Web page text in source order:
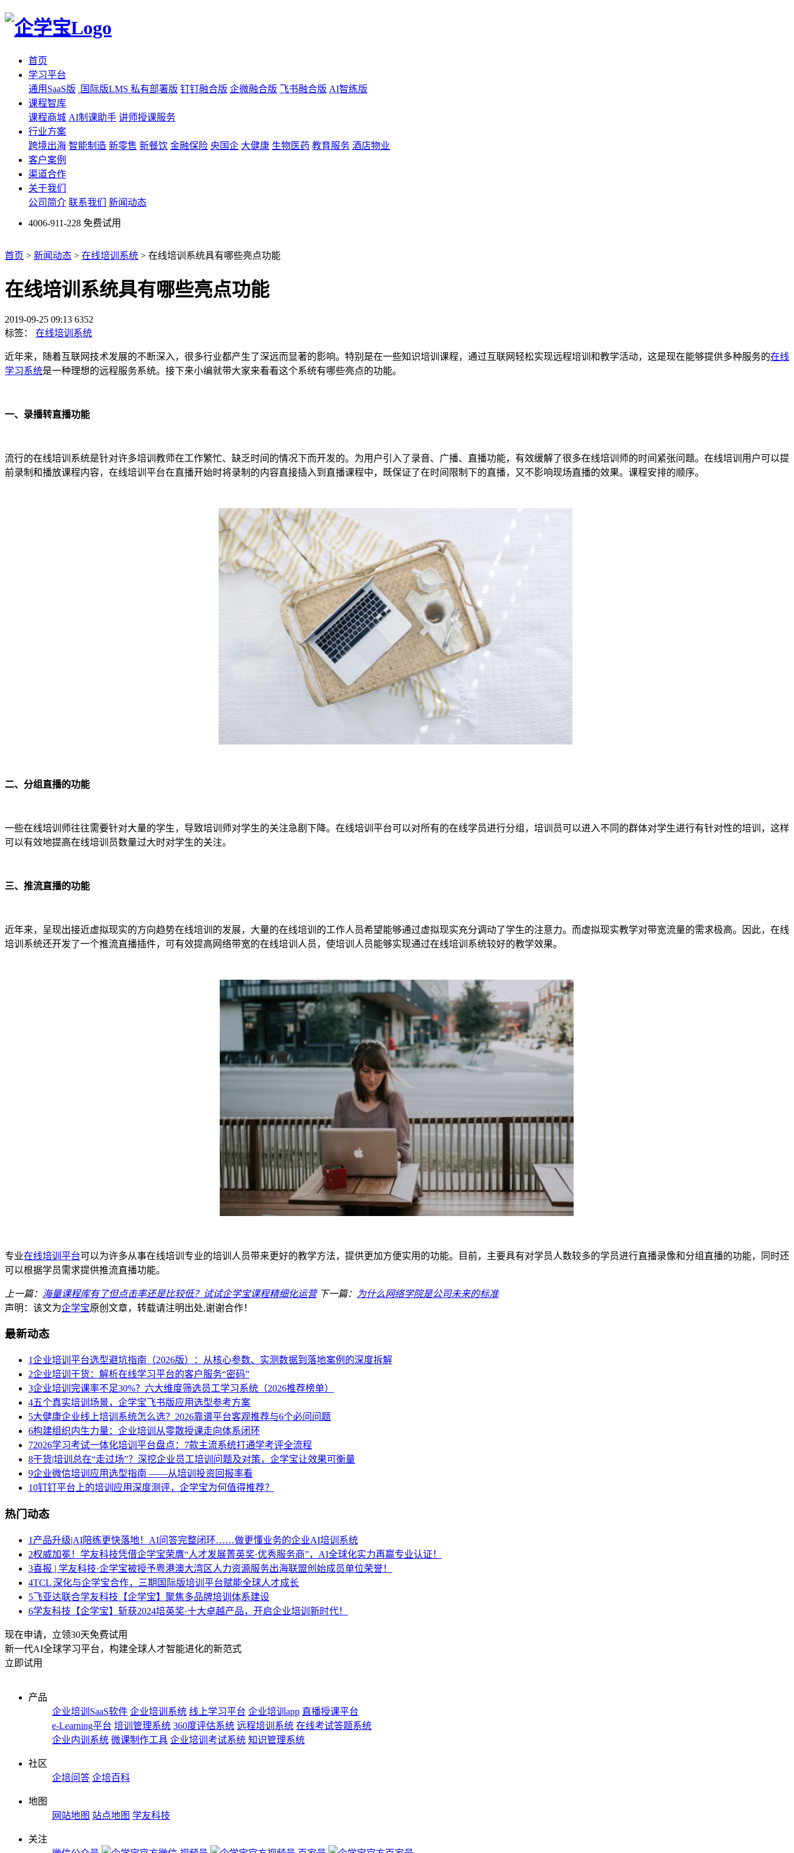
首页
学习平台
通用SaaS版
国际版LMS 私有部署版 钉钉融合版 企微融合版 飞书融合版 AI智练版
课程智库
课程商城 AI制课助手 讲师授课服务
行业方案
跨境出海 智能制造 新零售 新餐饮 金融保险 央国企 大健康 生物医药 教育服务 酒店物业
客户案例
渠道合作
关于我们
公司简介 联系我们 新闻动态
4006-911-228 免费试用
首页 > 新闻动态 > 在线培训系统 > 在线培训系统具有哪些亮点功能
在线培训系统具有哪些亮点功能
2019-09-25 09:13 6352
标签：
在线培训系统
近年来，随着互联网技术发展的不断深入，很多行业都产生了深远而显著的影响。特别是在一些知识培训课程，通过互联网轻松实现远程培训和教学活动，这是现在能够提供多种服务的在线
学习系统是一种理想的远程服务系统。接下来小编就带大家来看看这个系统有哪些亮点的功能。
一、 录播转直播功能
流行的在线培训系统是针对许多培训教师在工作繁忙、缺乏时间的情况下而开发的。为用户引入了录音、广播、直播功能，有效缓解了很多在线培训师的时间紧张问题。在线培训用户可以提
前录制和播放课程内容，在线培训平台在直播开始时将录制的内容直接插入到直播课程中，既保证了在时间限制下的直播，又不影响现场直播的效果。课程安排的顺序。
二、 分组直播的功能
一些在线培训师往往需要针对大量的学生，导致培训师对学生的关注急剧下降。在线培训平台可以对所有的在线学员进行分组，培训员可以进入不同的群体对学生进行有针对性的培训，这样
可以有效地提高在线培训员数量过大时对学生的关注。
三、 推流直播的功能
近年来，呈现出接近虚拟现实的方向趋势在线培训的发展，大量的在线培训的工作人员希望能够通过虚拟现实充分调动了学生的注意力。而虚拟现实教学对带宽流量的需求极高。因此，在线
培训系统还开发了一个推流直播插件，可有效提高网络带宽的在线培训人员，使培训人员能够实现通过在线培训系统较好的教学效果。
专业在线培训平台可以为许多从事在线培训专业的培训人员带来更好的教学方法，提供更加方便实用的功能。目前，主要具有对学员人数较多的学员进行直播录像和分组直播的功能，同时还
可以根据学员需求提供推流直播功能。
上一篇： 海量课程库有了但点击率还是比较低？试试企学宝课程精细化运营 下一篇：
为什么网络学院是公司未来的标准
声明：该文为企学宝原创文章，转载请注明出处,谢谢合作！
最新动态
1企业培训平台选型避坑指南（2026版）：从核心参数、实测数据到落地案例的深度拆解
2企业培训干货：解析在线学习平台的客户服务“密码”
3企业培训完课率不足30%？六大维度筛选员工学习系统（2026推荐榜单）
4五个真实培训场景，企学宝飞书版应用选型参考方案
5大健康企业线上培训系统怎么选？2026靠谱平台客观推荐与6个必问问题
6构建组织内生力量：企业培训从零散授课走向体系闭环
72026学习考试一体化培训平台盘点：7款主流系统打通学考评全流程
8干货|培训总在“走过场”？深挖企业员工培训问题及对策，企学宝让效果可衡量
9企业微信培训应用选型指南 ——从培训投资回报率看
10钉钉平台上的培训应用深度测评，企学宝为何值得推荐？
热门动态
1 产品升级|AI陪练更快落地！AI问答完整闭环……做更懂业务的企业AI培训系统
2权威加冕！学友科技凭借企学宝荣膺“人才发展菁英奖·优秀服务商”，AI全球化实力再赢专业认证！
3喜报 | 学友科技·企学宝被授予粤港澳大湾区人力资源服务出海联盟创始成员单位荣誉！
4TCL 深化与企学宝合作，三期国际版培训平台赋能全球人才成长
5飞亚达联合学友科技【企学宝】聚焦多品牌培训体系建设
6学友科技【企学宝】斩获2024培英奖·十大卓越产品，开启企业培训新时代！
现在申请，立领30天免费试用
新一代AI全球学习平台，构建全球人才智能进化的新范式
立即试用
产品
企业培训SaaS软件 企业培训系统 线上学习平台 企业培训app 直播授课平台
e-Learning平台 培训管理系统 360度评估系统 远程培训系统 在线考试答题系统
企业内训系统 微课制作工具 企业培训考试系统 知识管理系统
社区
企培问答 企培百科
地图
网站地图 站点地图 学友科技
关注